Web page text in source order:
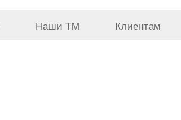
Наши ТМ Клиентам